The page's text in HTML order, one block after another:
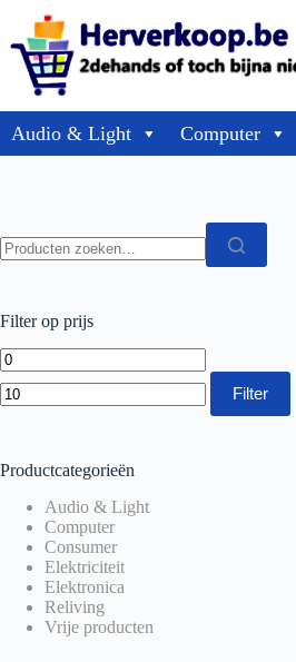
Audio & Light Computer
Filter op prijs
Filter
Productcategorieën
Audio & Light
Computer
Consumer
Elektriciteit
Elektronica
Reliving
Vrije producten